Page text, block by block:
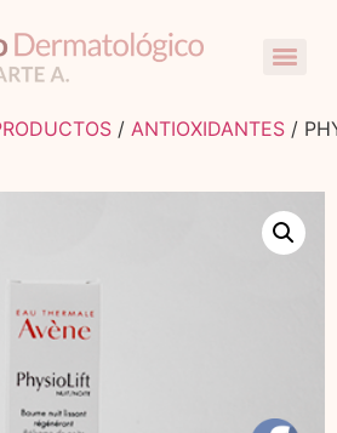
/ ANTIOXIDANTES /